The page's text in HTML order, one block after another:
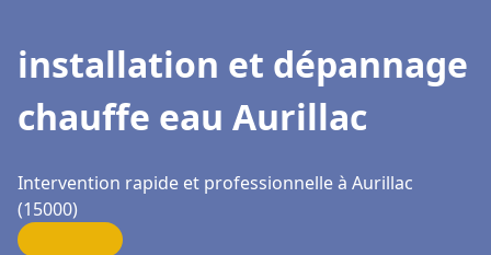
installation et dépannage
chauffe eau Aurillac
Intervention rapide et professionnelle à Aurillac
(15000)